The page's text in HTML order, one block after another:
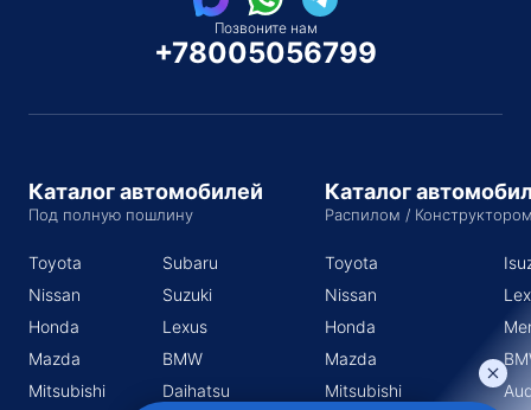
Позвоните нам
+78005056799
Каталог автомобилей
Под полную пошлину
Toyota
Nissan
Honda
Mazda
Mitsubishi
Subaru
Suzuki
Lexus
BMW
Daihatsu
Каталог
Распилом /
Toyota
Nissan
Honda
Mazda
Mitsubishi